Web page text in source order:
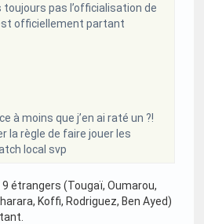
pas l’officialisation de
officiellement partant
à moins que j’en ai raté un ?!
la règle de faire jouer les
local svp
étrangers (Tougaï, Oumarou,
Koffi, Rodriguez, Ben Ayed)